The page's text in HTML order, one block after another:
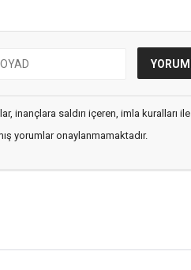
inançlara saldırı içeren, imla kuralları ile
yorumlar onaylanmamaktadır.